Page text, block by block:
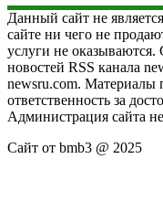
Данный сайт не
сайте ни чего не
услуги не оказываются.
новостей RSS канала
newsru.com. Материалы
ответственность за
Администрация сайта
Сайт от bmb3 @ 2025